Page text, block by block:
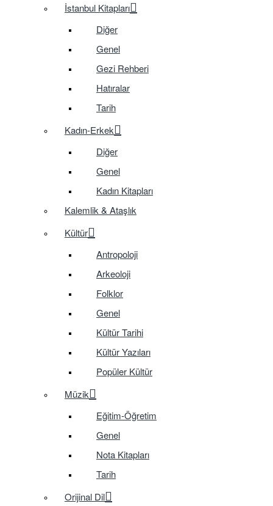
İstanbul Kitapları
Diğer
Genel
Gezi Rehberi
Hatıralar
Tarih
Kadın-Erkek
Diğer
Genel
Kadın Kitapları
Kalemlik & Ataşlık
Kültür
Antropoloji
Arkeoloji
Folklor
Genel
Kültür Tarihi
Kültür Yazıları
Popüler Kültür
Müzik
Eğitim-Öğretim
Genel
Nota Kitapları
Tarih
Orijinal Dil